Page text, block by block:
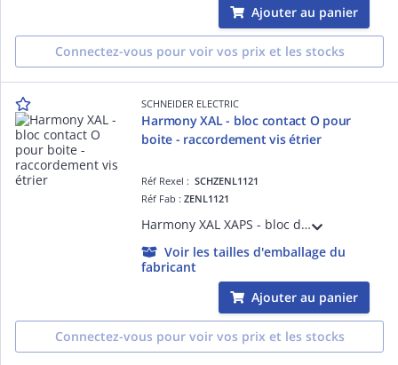
Ajouter au panier
Connectez-vous pour voir vos prix et les stocks
SCHNEIDER ELECTRIC
Harmony XAL - bloc contact O pour
boite - raccordement vis étrier
Réf Rexel :SCHZENL1121
Réf Fab :ZENL1121
Harmony XAL XAPS - bloc de contacts - 1O à action dépendante - pour boîtes XAPS et boutons XB5 D= 22 mm - montage arrière - borniers à vis-étrier
Voir les tailles d'emballage du
fabricant
Ajouter au panier
Connectez-vous pour voir vos prix et les stocks